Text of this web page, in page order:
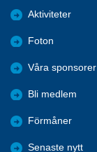
Aktiviteter
Foton
Våra sponsorer
Bli medlem
Förmåner
Senaste nytt